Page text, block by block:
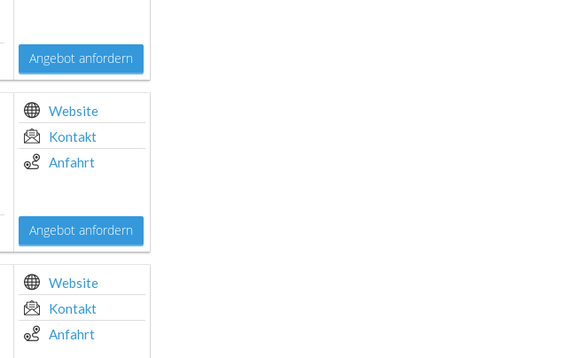
Angebot anfordern
Website
Kontakt
Anfahrt
Angebot anfordern
Website
Kontakt
Anfahrt